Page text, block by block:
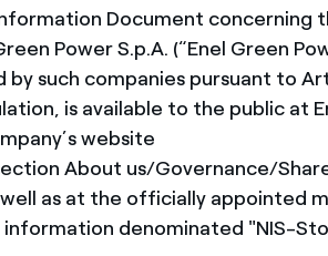
Document concerning
Power S.p.A. (“Enel Green
by such companies pursuant to
is available to the public at
website
About us/Governance/
as at the officially appointed
denominated "NIS-